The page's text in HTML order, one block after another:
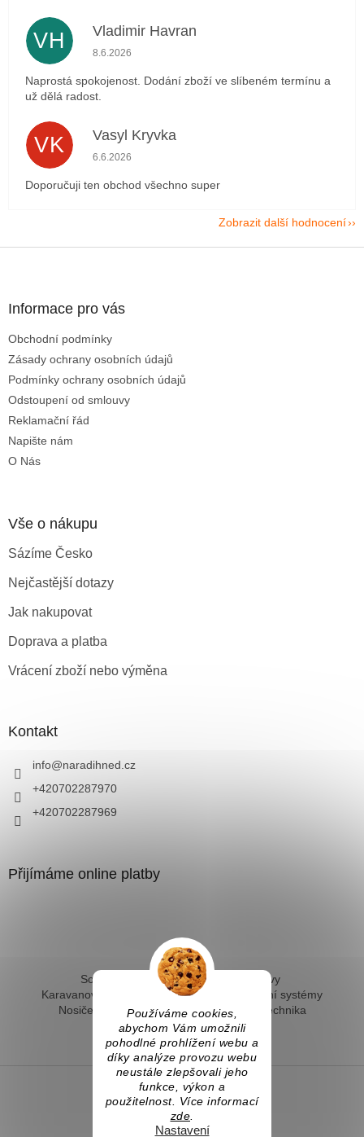
Používáme cookies,
abychom Vám umožnili
pohodlné prohlížení webu a
díky analýze provozu webu
neustále zlepšovali jeho
funkce, výkon a
použitelnost. Více informací
zde.
Nastavení
VH Vladimir Havran
Hodnocení obchodu je 5 z 5 hvězdiček.
8.6.2026
Naprostá spokojenost. Dodání zboží ve slíbeném termínu a
už dělá radost.
VK Vasyl Kryvka
Hodnocení obchodu je 5 z 5 hvězdiček.
6.6.2026
Doporučuji ten obchod všechno super
Zobrazit další hodnocení
Informace pro vás
Obchodní podmínky
Zásady ochrany osobních údajů
Podmínky ochrany osobních údajů
Odstoupení od smlouvy
Reklamační řád
Napište nám
O Nás
Vše o nákupu
Sázíme Česko
Nejčastější dotazy
Jak nakupovat
Doprava a platba
Vrácení zboží nebo výměna
Kontakt
info@naradihned.cz
+420702287970
+420702287969
Přijímáme online platby
Solární ohřev vody - kompletní sestavy
Karavanové solární systémy
Ostrovní solární systémy
Nosiče kol na tažné
Hevery a dílenská technika
Fotovoltaický ohřev vody
Vytvořil Shoptet